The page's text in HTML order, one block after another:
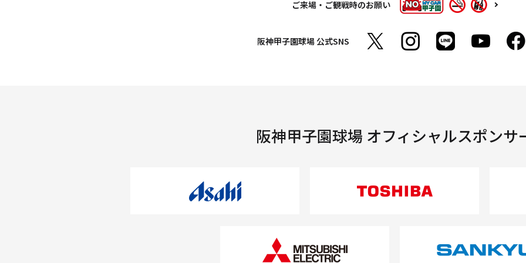
ご来場・ご観戦時のお願い
阪神甲子園球場公式SNS
阪神甲子園球場 オフィシャルスポンサ